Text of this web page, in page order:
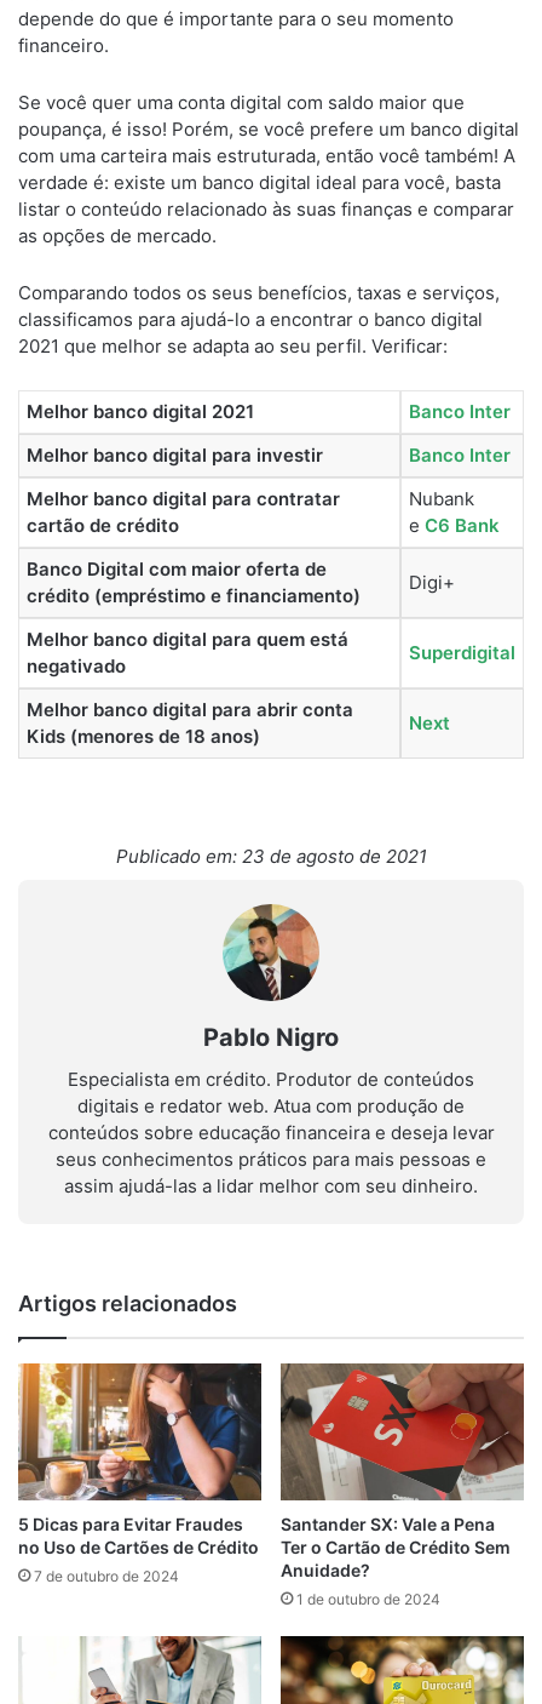
depende do que é importante para o seu momento
financeiro.
Se você quer uma conta digital com saldo maior que
poupança, é isso! Porém, se você prefere um banco digital
com uma carteira mais estruturada, então você também! A
verdade é: existe um banco digital ideal para você, basta
listar o conteúdo relacionado às suas finanças e comparar
as opções de mercado.
Comparando todos os seus benefícios, taxas e serviços,
classificamos para ajudá-lo a encontrar o banco digital
2021 que melhor se adapta ao seu perfil. Verificar:
Melhor banco digital 2021
Banco Inter
Melhor banco digital para investir
Banco Inter
Melhor banco digital para contratar
cartão de crédito
Nubank
e C6 Bank
Banco Digital com maior oferta de
crédito (empréstimo e financiamento)
Digi+
Melhor banco digital para quem está
negativado
Superdigital
Melhor banco digital para abrir conta
Kids (menores de 18 anos)
Next
Publicado em: 23 de agosto de 2021
Pablo Nigro
Especialista em crédito. Produtor de conteúdos
digitais e redator web. Atua com produção de
conteúdos sobre educação financeira e deseja levar
seus conhecimentos práticos para mais pessoas e
assim ajudá-las a lidar melhor com seu dinheiro.
Artigos relacionados
5 Dicas para Evitar Fraudes
no Uso de Cartões de Crédito
7 de outubro de 2024
Santander SX: Vale a Pena
Ter o Cartão de Crédito Sem
Anuidade?
1 de outubro de 2024